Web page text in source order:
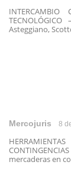
INTERCAMBIO
Asteggiano,
Mercojuris 8
mercaderas en